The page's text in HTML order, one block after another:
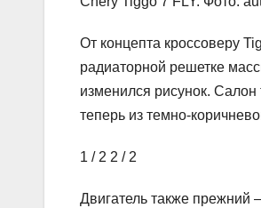
От концепта кроссоверу
радиаторной решетке
изменился рисунок.
теперь из темно-
1 / 2 2 / 2
Двигатель также прежний